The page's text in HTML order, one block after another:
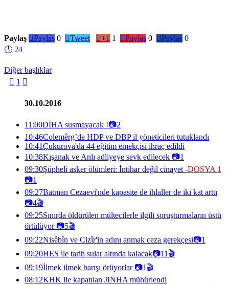
Paylaş Paylaş 0 Tweet +1 1 Paylaş 0 Paylaş 0
🕔 24
Diğer başlıklar
 1 
30.10.2016
11:00DİHA susmayacak !📷2
10:46Colemêrg’de HDP ve DBP il yöneticileri tutuklandı
10:41Çukurova'da 44 eğitim emekçisi ihraç edildi
10:38Kışanak ve Anlı adliyeye sevk edilecek 📷1
09:30Şüpheli asker ölümleri: İntihar değil cinayet -DOSYA 1
📷1
09:27Batman Cezaevi'nde kapasite de ihlaller de iki kat arttı
📷4🎬
09:25Sınırda öldürülen mültecilerle ilgili soruşturmaların üstü
örtülüyor📷5🎬
09:22Nisêbîn ve Cizîr'in adını anmak ceza gerekçesi📷1
09:20HES ile tarih sular altında kalacak📷11 🎬
09:19İlmek ilmek barışı örüyorlar📷1 🎬
08:12KHK ile kapatılan JINHA mühürlendi